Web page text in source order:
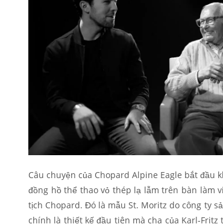
Câu chuyện của Chopard Alpine Eagle bắt
đồng hồ thể thao vỏ thép lạ lẫm trên bàn làm
tịch Chopard. Đó là mẫu St. Moritz do công ty
chính là thiết kế đầu tiên mà cha của Karl-